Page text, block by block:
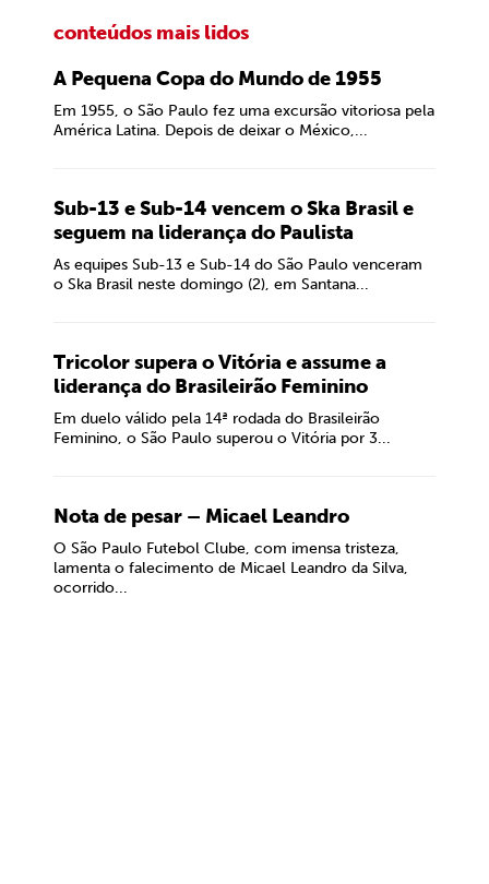
conteúdos mais lidos
A Pequena Copa do Mundo de 1955
Em 1955, o São Paulo fez uma excursão vitoriosa pela
América Latina. Depois de deixar o México,...
Sub-13 e Sub-14 vencem o Ska Brasil e
seguem na liderança do Paulista
As equipes Sub-13 e Sub-14 do São Paulo venceram
o Ska Brasil neste domingo (2), em Santana...
Tricolor supera o Vitória e assume a
liderança do Brasileirão Feminino
Em duelo válido pela 14ª rodada do Brasileirão
Feminino, o São Paulo superou o Vitória por 3...
Nota de pesar – Micael Leandro
O São Paulo Futebol Clube, com imensa tristeza,
lamenta o falecimento de Micael Leandro da Silva,
ocorrido...